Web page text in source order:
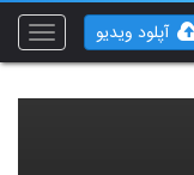
Toggle
آپلود ویدیو